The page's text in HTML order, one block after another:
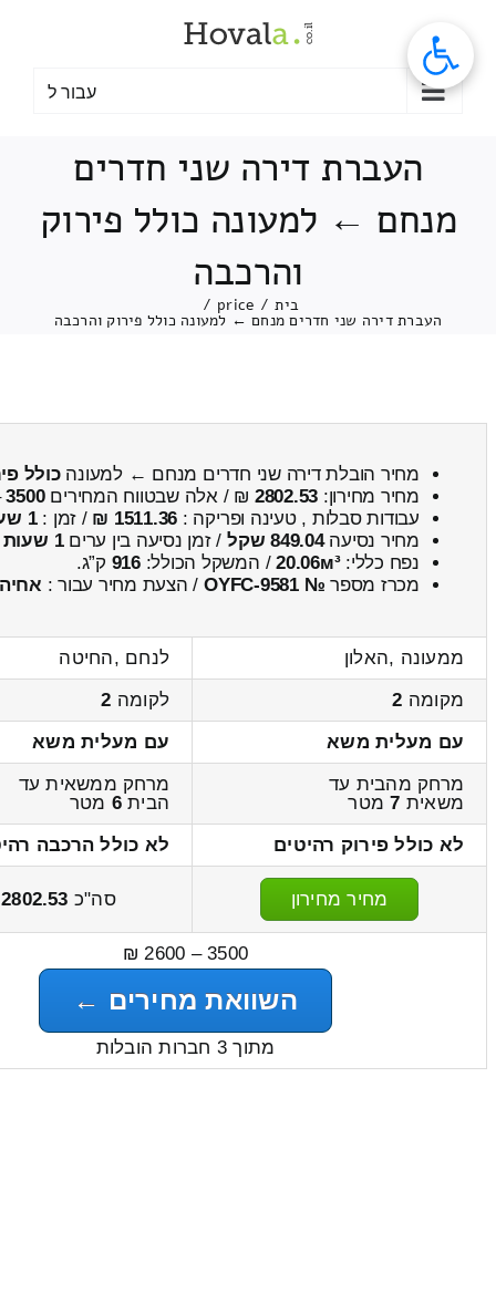
עבור ל
העברת דירה שני חדרים
מנחם ← למעונה כולל פירוק
והרכבה
בית /
price
/
העברת דירה שני חדרים מנחם ← למעונה כולל פירוק והרכבה
מחיר הובלת דירה שני חדרים מנחם ← למעונהכולל
מחיר מחירון: 2802.53 ₪ / אלה שבטווח המחירים3500
עבודות סבלות , טעינה ופריקה : 1511.36 ₪ / זמן :1 שעות 9 דקות
מחיר נסיעה849.04 שקל / זמן נסיעה בין ערים1 שעות , 11 דקות
נפח כללי:20.06м³/ המשקל הכולל:916 ק”ג.
מכרז מספר № OYFC-9581 / הצעת מחיר עבור :
ממעונה ,האלון
לנחם ,החיטה
מקומה 2 לקומה 2
עם מעלית משא
עם מעלית משא
מרחק מהבית עד
משאית 7מטר
מרחק ממשאית עד
הבית6 מטר
לא כולל פירוק רהיטים
לא כולל הרכבה
מחיר מחירון סה"כ 2802.53
3500 – 2600 ₪
השוואת מחירים ←
מתוך 3 חברות הובלות